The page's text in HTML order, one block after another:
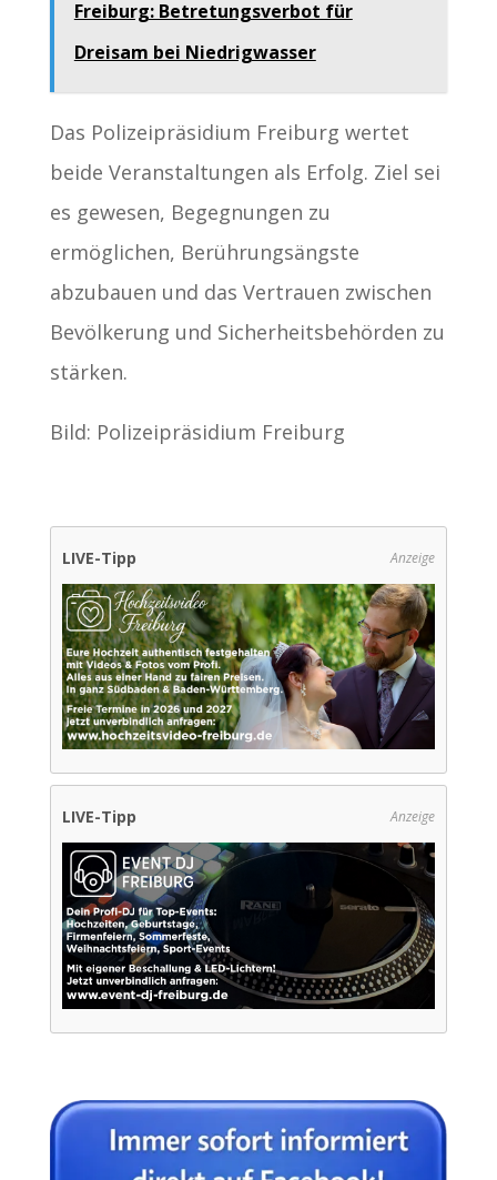
Freiburg: Betretungsverbot für
Dreisam bei Niedrigwasser
Das Polizeipräsidium Freiburg wertet
beide Veranstaltungen als Erfolg. Ziel sei
es gewesen, Begegnungen zu
ermöglichen, Berührungsängste
abzubauen und das Vertrauen zwischen
Bevölkerung und Sicherheitsbehörden zu
stärken.
Bild: Polizeipräsidium Freiburg
LIVE-Tipp Anzeige
LIVE-Tipp Anzeige